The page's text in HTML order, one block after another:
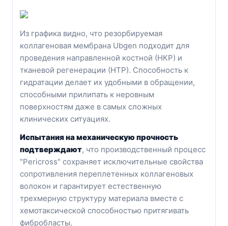
Из графика видно, что резорбируемая
коллагеновая мембрана Ubgen подходит для
проведения направленной костной (НКР) и
тканевой регенерации (НТР). Способность к
гидратации делает их удобными в обращении,
способными прилипать к неровным
поверхностям даже в самых сложных
клинических ситуациях.
Испытания на механическую прочность
подтверждают, что производственный процесс
"Pericross" сохраняет исключительные свойства
сопротивления переплетенных коллагеновых
волокон и гарантирует естественную
трехмерную структуру материала вместе с
хемотаксической способностью притягивать
фибробласты.